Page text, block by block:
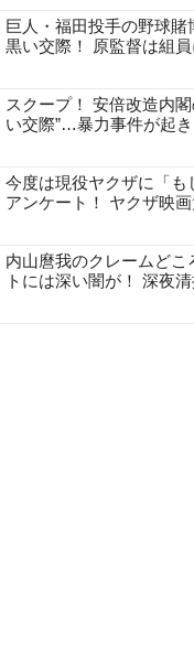
巨人・福田投手の野球
黒い交際！ 原監督は組
スクープ！ 安倍改造内
い交際”…暴力事件が起
今度は現役ヤクザに「も
アンケート！ ヤクザ映
内山麿我のクレームど
トには深い闇が！ 深夜